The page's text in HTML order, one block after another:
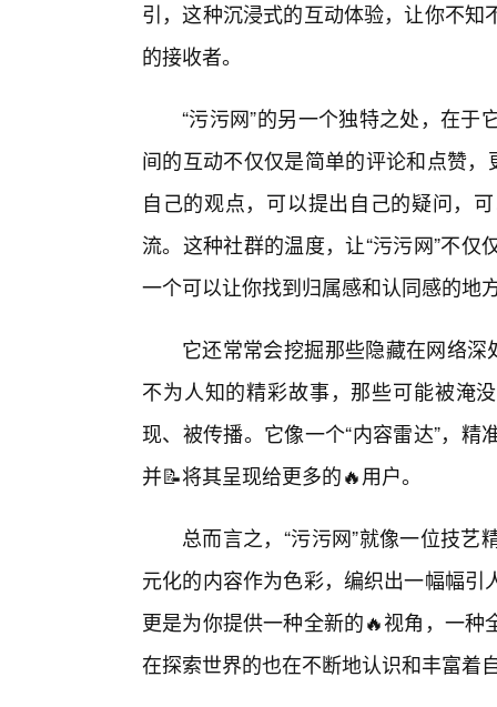
引，这种沉浸式的互动体验，让你不
的接收者。
“污污网”的另一个独特之处，在
间的互动不仅仅是简单的评论和点赞
自己的观点，可以提出自己的疑问，
流。这种社群的温度，让“污污网”不
一个可以让你找到归属感和认同感的地
它还常常会挖掘那些隐藏在网络深
不为人知的精彩故事，那些可能被淹
现、被传播。它像一个“内容雷达”，
并📝将其呈现给更多的🔥用户。
总而言之，“污污网”就像一位技
元化的内容作为色彩，编织出一幅幅
更是为你提供一种全新的🔥视角，一
在探索世界的也在不断地认识和丰富着